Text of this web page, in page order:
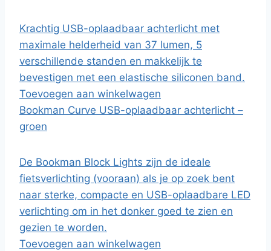
Krachtig USB-oplaadbaar achterlicht met
maximale helderheid van 37 lumen, 5
verschillende standen en makkelijk te
bevestigen met een elastische siliconen band.
Toevoegen aan winkelwagen
Bookman Curve USB-oplaadbaar achterlicht –
groen
De Bookman Block Lights zijn de ideale
fietsverlichting (vooraan) als je op zoek bent
naar sterke, compacte en USB-oplaadbare LED
verlichting om in het donker goed te zien en
gezien te worden.
Toevoegen aan winkelwagen